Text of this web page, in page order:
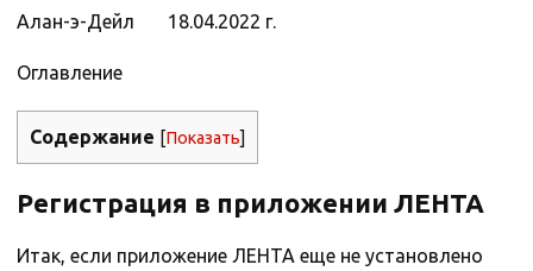
Алан-э-Дейл 18.04.2022 г.
Оглавление
Содержание [Показать]
Регистрация в приложении ЛЕНТА
Итак, если приложение ЛЕНТА еще не установлено